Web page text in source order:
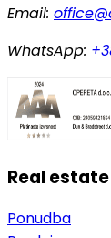
Email:
WhatsApp:
Real estate
Ponudba